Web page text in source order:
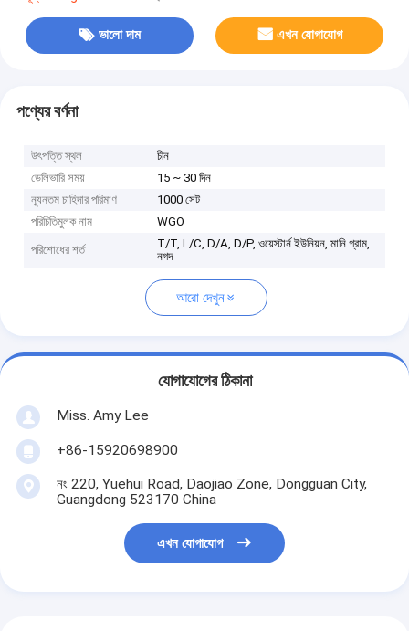
ভালো দাম এখন যোগাযোগ
পণ্যের বর্ণনা
উৎপত্তি স্থল
চীন
ডেলিভারি সময়
15 ~ 30 দিন
ন্যূনতম চাহিদার পরিমাণ
1000 সেট
পরিচিতিমুলক নাম
WGO
পরিশোধের শর্ত
T/T, L/C, D/A, D/P, ওয়েস্টার্ন ইউনিয়ন, মানি গ্রাম,
নগদ
আরো দেখুন
যোগাযোগের ঠিকানা
Miss. Amy Lee
+86-15920698900
নং 220, Yuehui Road, Daojiao Zone, Dongguan City,
Guangdong 523170 China
এখন যোগাযোগ